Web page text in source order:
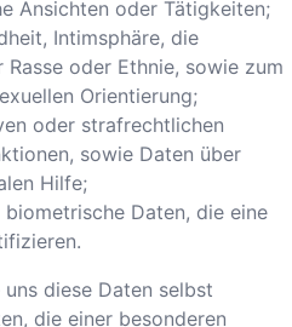
Ansichten oder Tätigkeiten;
Intimsphäre, die
oder Ethnie, sowie zum
Orientierung;
oder strafrechtlichen
sowie Daten über
Hilfe;
Daten, die eine
diese Daten selbst
die einer besonderen